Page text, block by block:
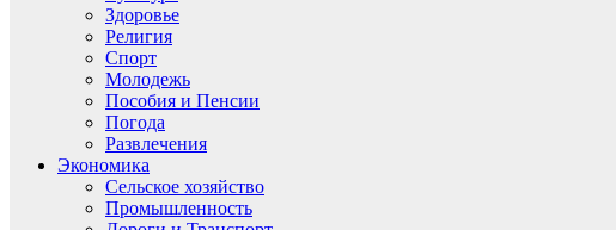
Здоровье
Религия
Спорт
Молодежь
Пособия и Пенсии
Погода
Развлечения
Экономика
Сельское хозяйство
Промышленность